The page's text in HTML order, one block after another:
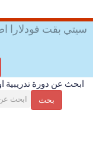
سيتي بقت فودلارا
ابحث عن دورة تدريبية
بحث